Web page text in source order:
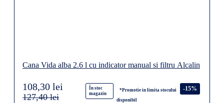
Cana Vida alba 2.6 l cu indicator manual si filtru Alcalin
În stoc
magazin
*Promotie in limita stocului
disponibil
-15%
108,30 lei
127,40 lei